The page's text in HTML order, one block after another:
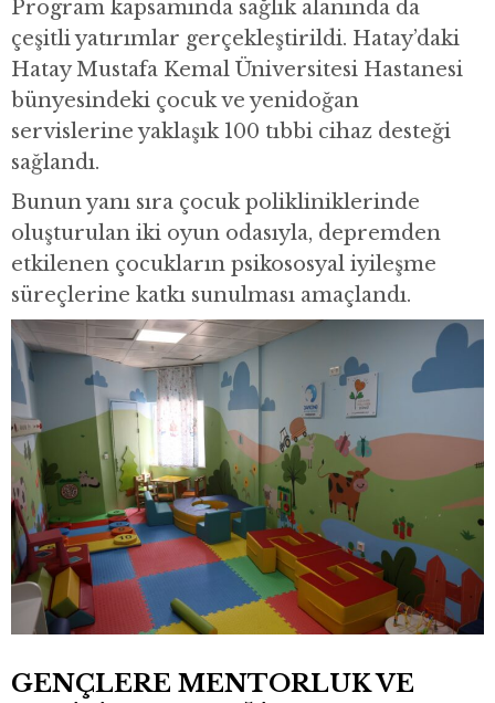
Program kapsamında sağlık alanında da
çeşitli yatırımlar gerçekleştirildi. Hatay’daki
Hatay Mustafa Kemal Üniversitesi Hastanesi
bünyesindeki çocuk ve yenidoğan
servislerine yaklaşık 100 tıbbi cihaz desteği
sağlandı.
Bunun yanı sıra çocuk polikliniklerinde
oluşturulan iki oyun odasıyla, depremden
etkilenen çocukların psikososyal iyileşme
süreçlerine katkı sunulması amaçlandı.
GENÇLERE MENTORLUK VE